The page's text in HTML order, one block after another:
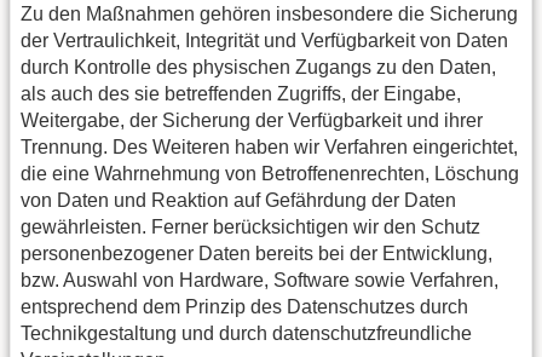
Zu den Maßnahmen gehören insbesondere die Sicherung
der Vertraulichkeit, Integrität und Verfügbarkeit von Daten
durch Kontrolle des physischen Zugangs zu den Daten,
als auch des sie betreffenden Zugriffs, der Eingabe,
Weitergabe, der Sicherung der Verfügbarkeit und ihrer
Trennung. Des Weiteren haben wir Verfahren eingerichtet,
die eine Wahrnehmung von Betroffenenrechten, Löschung
von Daten und Reaktion auf Gefährdung der Daten
gewährleisten. Ferner berücksichtigen wir den Schutz
personenbezogener Daten bereits bei der Entwicklung,
bzw. Auswahl von Hardware, Software sowie Verfahren,
entsprechend dem Prinzip des Datenschutzes durch
Technikgestaltung und durch datenschutzfreundliche